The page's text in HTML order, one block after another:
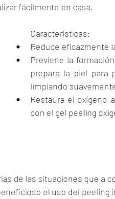
fácilmente en casa.
Características:
Reduce eficazmente
Previene la
prepara la piel para
limpiando
Restaura el oxígeno
con el gel peeling
de las situaciones que a
el uso del peeling